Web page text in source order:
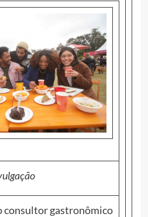
consultor gastronômico